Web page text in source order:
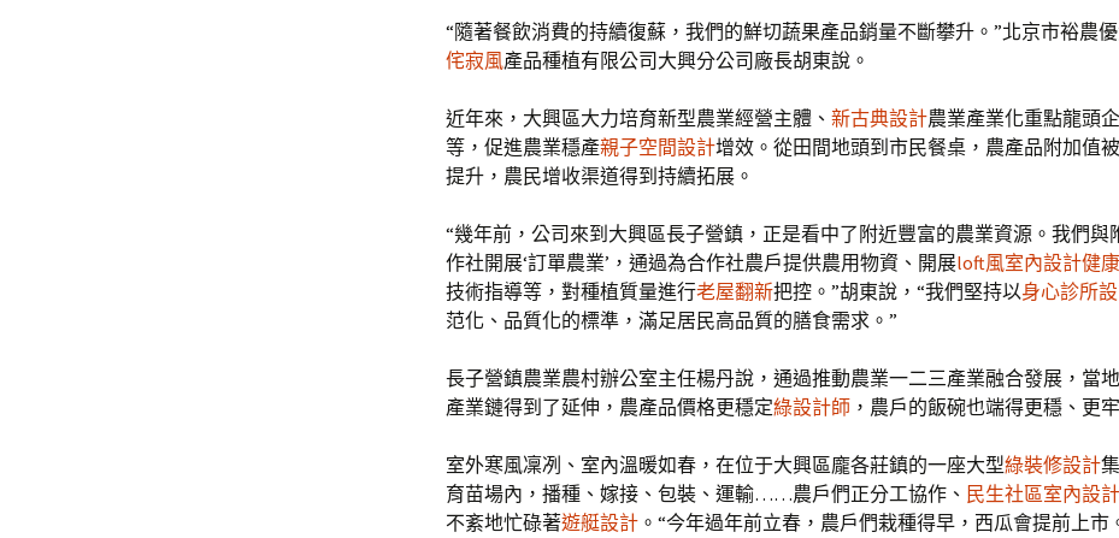
“隨著餐飲消費的持續復蘇，我們的鮮切蔬果產品銷量不斷攀升。”北京市裕農
侘寂風產品種植有限公司大興分公司廠長胡東說。
近年來，大興區大力培育新型農業經營主體、 新古典設計農業產業化重點龍頭
等，促進農業穩產親子空間設計增效。從田間地頭到市民餐桌，農產品附加值
提升，農民增收渠道得到持續拓展。
“幾年前，公司來到大興區長子營鎮，正是看中了附近豐富的農業資源。我們與
作社開展‘訂單農業’，通過為合作社農戶提供農用物資、開展loft風室內設計健
技術指導等，對種植質量進行老屋翻新把控。”胡東說，“我們堅持以身心診所
范化、品質化的標準，滿足居民高品質的膳食需求。”
長子營鎮農業農村辦公室主任楊丹說，通過推動農業一二三產業融合發展，當
產業鏈得到了延伸，農產品價格更穩定綠設計師 ，農戶的飯碗也端得更穩、更
室外寒風凜冽、室內溫暖如春，在位于大興區龐各莊鎮的一座大型綠裝修設計
育苗場內，播種、嫁接、包裝、運輸……農戶們正分工協作、 民生社區室內設計
不紊地忙碌著遊艇設計 。“今年過年前立春，農戶們栽種得早，西瓜會提前上市